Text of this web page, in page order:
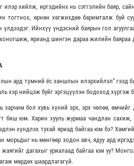
хийлж, иргэдийнх нь сэтгэлийн баяр,
тогтнох, өрнөн хөгжихдөө баримталж буй
Ийнхүү үндэсний баярын гол
ярианд шингэн дараа жилийн баяраа
ард түмний ёс заншлын илэрхийлэл” гээд
хэр нийцэж буйг эргэцүүлэн бодоход хүргэж
бол хувь хүний эрх, эрх чөлөө, өмчийг
биш юм. Харин хууль журмаа чандлан сахиж,
хүндлэх тухай яриад байгаа юм бэ?
морьдыг нь мөнгөөр зодон авч, ядуу ард
дагахыг уриалаад байгаа юм уу?
мөрдөх шаардлагагүй.